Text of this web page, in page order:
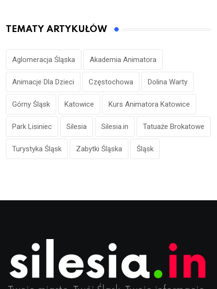
TEMATY ARTYKUŁÓW
Aglomeracja Śląska Akademia Animatora
Animacje Dla Dzieci Częstochowa Dolina Warty
Górny Śląsk Katowice Kurs Animatora Katowice
Park Lisiniec Silesia Silesia.in Tatuaże Brokatowe
Turystyka Śląsk Zabytki Śląska Śląsk